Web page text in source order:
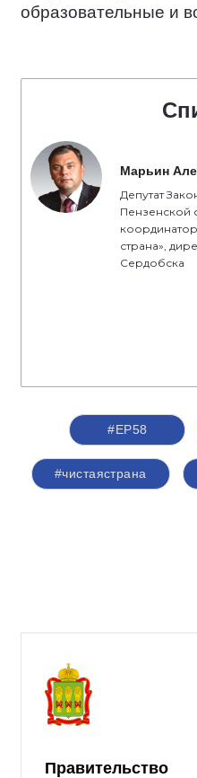
образовательные и
Марьин
Депутат
Пензенской
страна»,
Сердобска
#ЕР58
#чистаястрана
Правительство